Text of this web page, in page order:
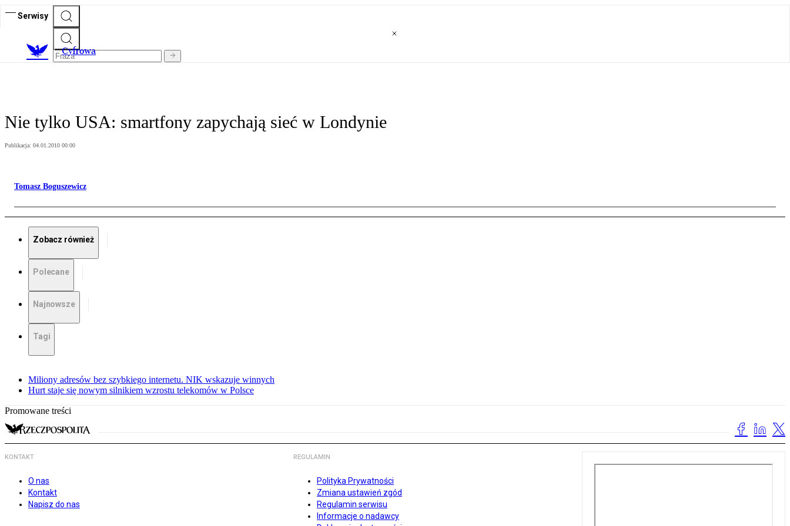
Serwisy
Cyfrowa
Nie tylko USA: smartfony zapychają sieć w Londynie
Publikacja: 04.01.2010 00:00
Tomasz Boguszewicz
Zobacz również
Polecane
Najnowsze
Tagi
Miliony adresów bez szybkiego internetu. NIK wskazuje winnych
Hurt staje się nowym silnikiem wzrostu telekomów w Polsce
Promowane treści
KONTAKT
O nas
Kontakt
Napisz do nas
REGULAMIN
Polityka Prywatności
Zmiana ustawień zgód
Regulamin serwisu
Informacje o nadawcy